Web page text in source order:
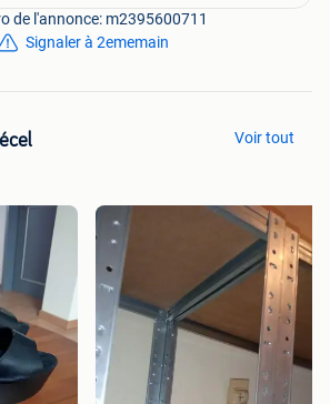
de l'annonce: m2395600711
Signaler à 2ememain
Voir tout